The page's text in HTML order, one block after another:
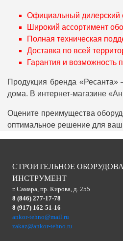
Официальный дилерский
Широкий ассортимент
Полная техническая
Доставка по всей
Гарантия и возможность
Продукция бренда
дома. В интернет-магазине
Оцените преимущества
оптимальное решение для
СТРОИТЕЛЬНОЕ
ИНСТРУМЕНТ
г. Самара, пр. Кирова, д. 255
8 (846) 277-17-78
8 (917) 162-51-16
ankor-tehno@mail.ru
zakaz@ankor-tehno.ru